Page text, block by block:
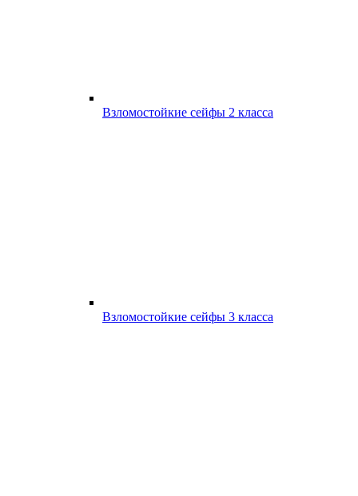
Взломостойкие сейфы 2 класса
Взломостойкие сейфы 3 класса